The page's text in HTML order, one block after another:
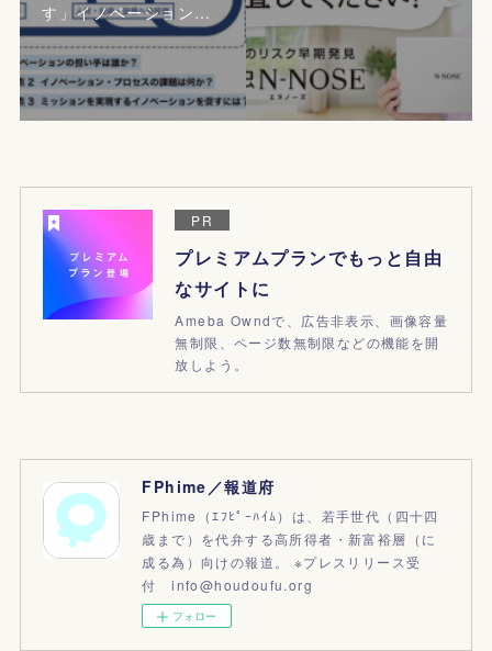
す」イノベーション…
PR
プレミアムプランでもっと自由
なサイトに
Ameba Owndで、広告非表示、画像容量
無制限、ページ数無制限などの機能を開
放しよう。
FPhime／報道府
FPhime（ｴﾌﾋﾟｰﾊｲﾑ）は、若手世代（四十四
歳まで）を代弁する高所得者・新富裕層（に
成る為）向けの報道。 ※プレスリリース受
付 info@houdoufu.org
フォロー